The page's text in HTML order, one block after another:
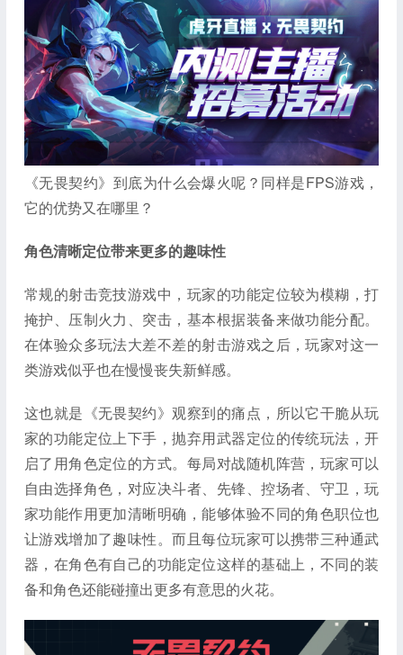
《无畏契约》到底为什么会爆火呢？同样是FPS游戏，
它的优势又在哪里？
角色清晰定位带来更多的趣味性
常规的射击竞技游戏中，玩家的功能定位较为模糊，打
掩护、压制火力、突击，基本根据装备来做功能分配。
在体验众多玩法大差不差的射击游戏之后，玩家对这一
类游戏似乎也在慢慢丧失新鲜感。
这也就是《无畏契约》观察到的痛点，所以它干脆从玩
家的功能定位上下手，抛弃用武器定位的传统玩法，开
启了用角色定位的方式。每局对战随机阵营，玩家可以
自由选择角色，对应决斗者、先锋、控场者、守卫，玩
家功能作用更加清晰明确，能够体验不同的角色职位也
让游戏增加了趣味性。而且每位玩家可以携带三种通武
器，在角色有自己的功能定位这样的基础上，不同的装
备和角色还能碰撞出更多有意思的火花。